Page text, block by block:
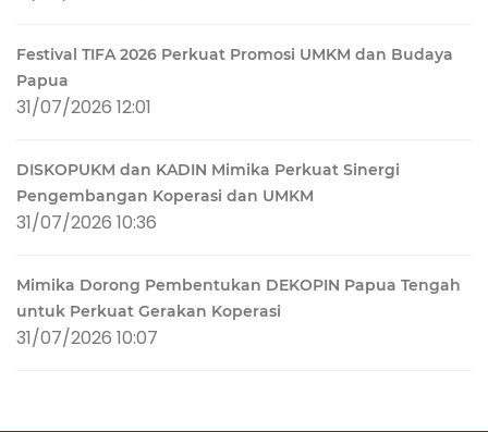
Festival TIFA 2026 Perkuat Promosi UMKM dan Budaya
Papua
31/07/2026 12:01
DISKOPUKM dan KADIN Mimika Perkuat Sinergi
Pengembangan Koperasi dan UMKM
31/07/2026 10:36
Mimika Dorong Pembentukan DEKOPIN Papua Tengah
untuk Perkuat Gerakan Koperasi
31/07/2026 10:07